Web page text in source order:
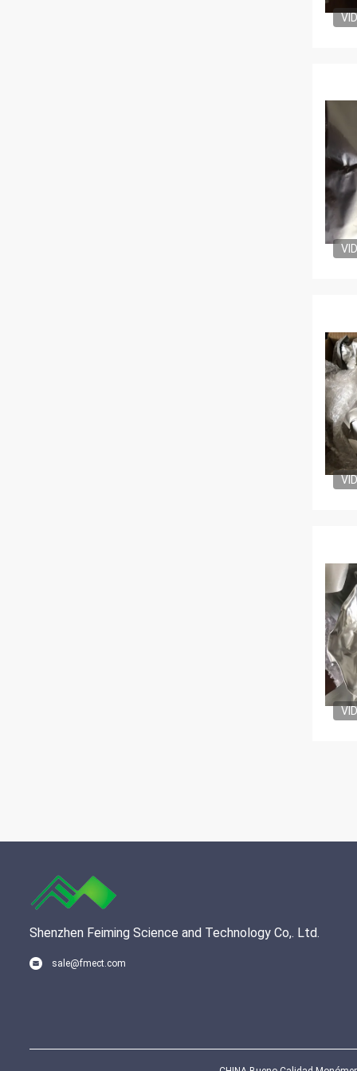
Shenzhen Feiming Science and Technology Co,. Ltd.
sale@fmect.com